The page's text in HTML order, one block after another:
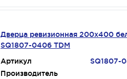
Дверца ревизионная 200х400
SQ1807-0406 TDM
Артикул
SQ1807-
Производитель